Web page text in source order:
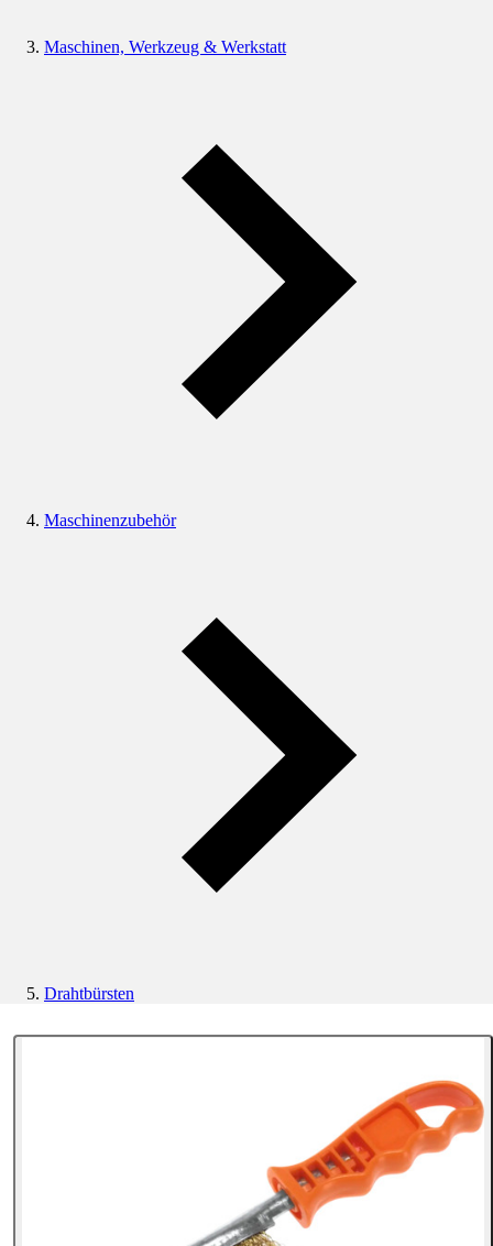
Maschinen, Werkzeug & Werkstatt
Maschinenzubehör
Drahtbürsten